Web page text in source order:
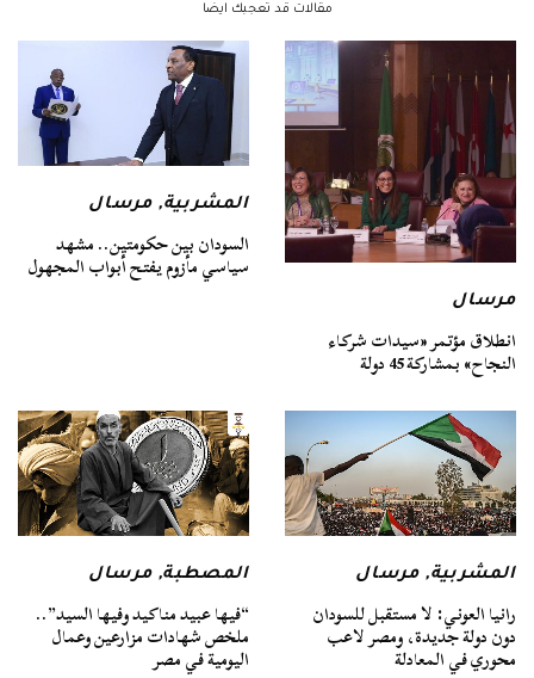
مقالات قد تعجبك ايضا
مرسال
انطلاق مؤتمر «سيدات شركاء
النجاح» بمشاركة 45 دولة
المشربية,مرسال
السودان بين حكومتين.. مشهد
سياسي مأزوم يفتح أبواب المجهول
المشربية,مرسال
رانيا العوني: لا مستقبل للسودان
دون دولة جديدة، ومصر لاعب
محوري في المعادلة
المصطبة,مرسال
“فيها عبيد مناكيد وفيها السيد”..
ملخص شهادات مزارعين وعمال
اليومية في مصر